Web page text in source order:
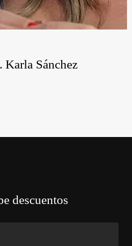
Karla Sánchez
descuentos